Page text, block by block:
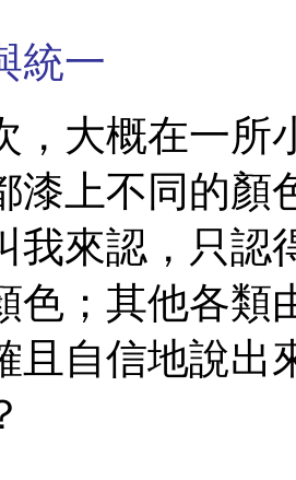
統一
大概在一所
漆上不同的顏
我來認，只認
色；其他各類
且自信地說出